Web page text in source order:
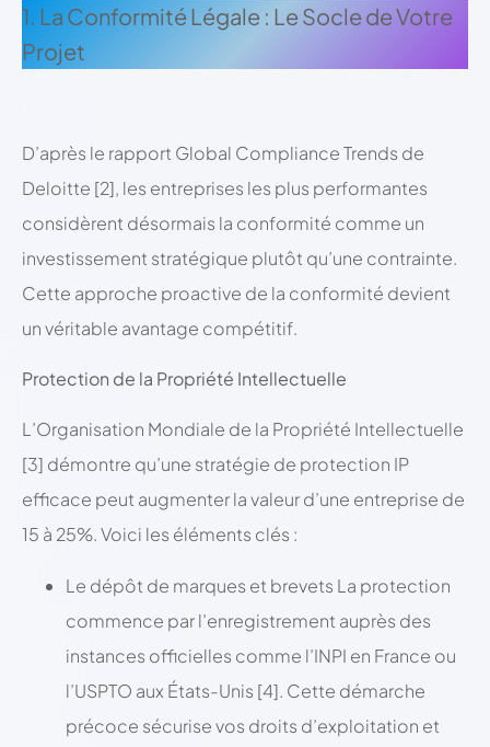
1. La Conformité Légale : Le Socle de Votre
Projet
D’après le rapport Global Compliance Trends de
Deloitte [2], les entreprises les plus performantes
considèrent désormais la conformité comme un
investissement stratégique plutôt qu’une contrainte.
Cette approche proactive de la conformité devient
un véritable avantage compétitif.
Protection de la Propriété Intellectuelle
L’Organisation Mondiale de la Propriété Intellectuelle
[3] démontre qu’une stratégie de protection IP
efficace peut augmenter la valeur d’une entreprise de
15 à 25%. Voici les éléments clés :
Le dépôt de marques et brevets La protection
commence par l’enregistrement auprès des
instances officielles comme l’INPI en France ou
l’USPTO aux États-Unis [4]. Cette démarche
précoce sécurise vos droits d’exploitation et